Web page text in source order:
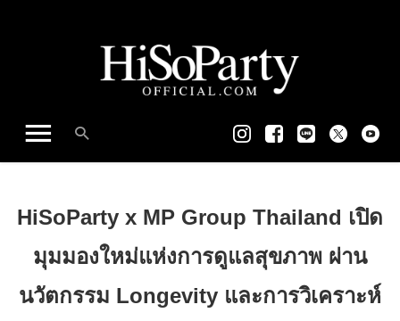
HiSoParty x MP Group Thailand เปิด
มุมมองใหม่แห่งการดูแลสุขภาพ ผ่าน
นวัตกรรม Longevity และการวิเคราะห์